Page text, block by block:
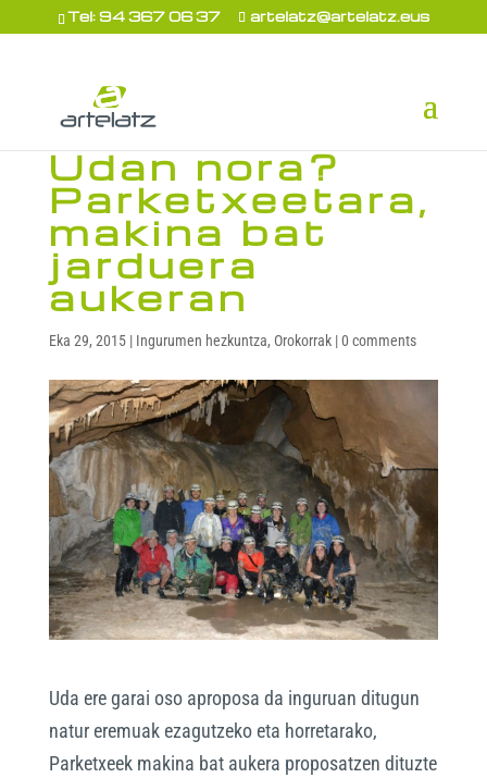
Tel: 94 367 06 37 artelatz@artelatz.eus
Udan nora?
Parketxeetara,
makina bat
jarduera
aukeran
Eka 29, 2015| Ingurumen hezkuntza, Orokorrak|0 comments
Uda ere garai oso aproposa da inguruan ditugun
natur eremuak ezagutzeko eta horretarako,
Parketxeek makina bat aukera proposatzen dituzte